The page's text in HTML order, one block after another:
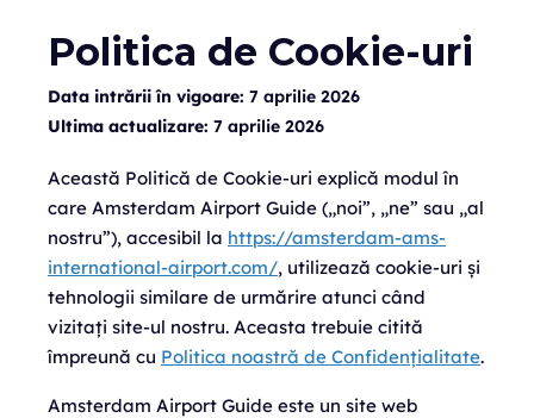
Politica de Cookie-uri
Data intrării în vigoare: 7 aprilie 2026
Ultima actualizare: 7 aprilie 2026
Această Politică de Cookie-uri explică modul în
care Amsterdam Airport Guide („noi”, „ne” sau „al
nostru”), accesibil la https://amsterdam-ams-
international-airport.com/, utilizează cookie-uri și
tehnologii similare de urmărire atunci când
vizitați site-ul nostru. Aceasta trebuie citită
împreună cu Politica noastră de Confidențialitate.
Amsterdam Airport Guide este un site web